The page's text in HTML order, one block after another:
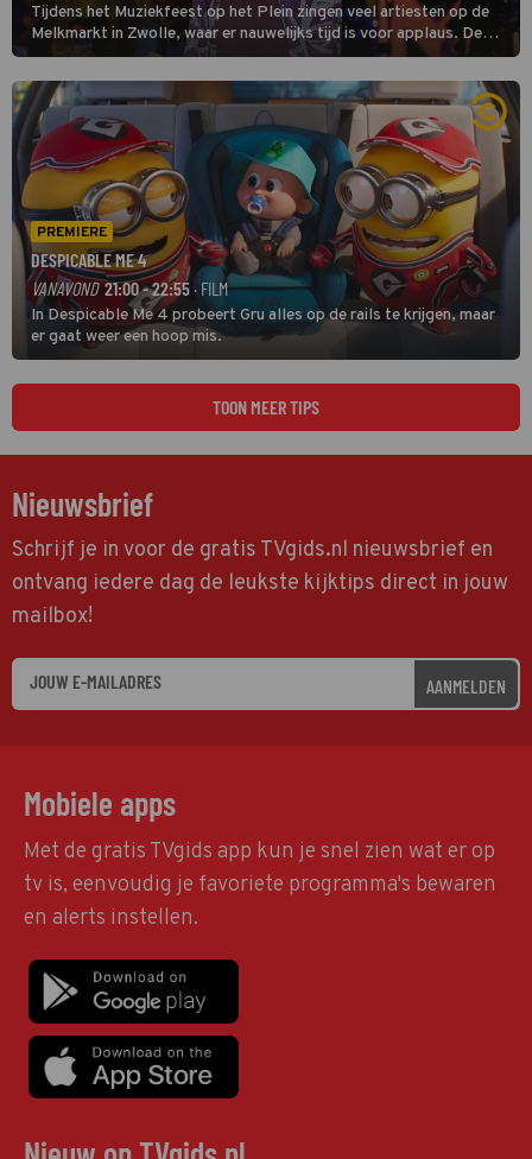
Tijdens het Muziekfeest op het Plein zingen veel artiesten op de
Melkmarkt in Zwolle, waar er nauwelijks tijd is voor applaus. De
grootste namen zijn André Hazes, Jannes, René Froger en
natuurlijk Rutger van Barneveld met zijn hit Zwoele Zomernachten.
PREMIERE
DESPICABLE ME 4
VANAVOND 21:00 - 22:55 · FILM
In Despicable Me 4 probeert Gru alles op de rails te krijgen, maar
er gaat weer een hoop mis.
TOON MEER TIPS
Nieuwsbrief
Schrijf je in voor de gratis TVgids.nl nieuwsbrief en
ontvang iedere dag de leukste kijktips direct in jouw
mailbox!
AANMELDEN
Mobiele apps
Met de gratis TVgids app kun je snel zien wat er op
tv is, eenvoudig je favoriete programma's bewaren
en alerts instellen.